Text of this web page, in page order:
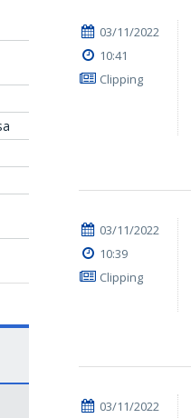
03/11/2022
10:41
Clipping
03/11/2022
10:39
Clipping
03/11/2022